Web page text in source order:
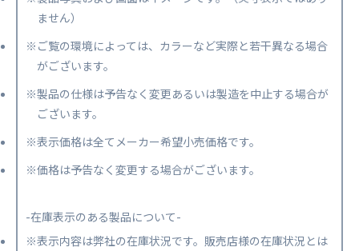
ません）
※ご覧の環境によっては、カラーなど実際と若干異なる場合
がございます。
※製品の仕様は予告なく変更あるいは製造を中止する場合が
ございます。
※表示価格は全てメーカー希望小売価格です。
※価格は予告なく変更する場合がございます。
-在庫表示のある製品について-
※表示内容は弊社の在庫状況です。販売店様の在庫状況とは